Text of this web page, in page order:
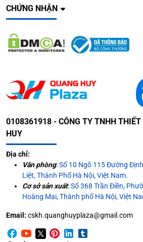
CHỨNG NHẬN
0108361918 - CÔNG TY TNHH THIẾT
HUY
Địa chỉ:
Văn phòng:Số 10 Ngõ 115 Đường
Liệt, Thành Phố Hà Nội, Việt Nam.
Cơ sở sản xuất:Số 368 Trần Điền,
Hoàng Mai, Thành phố Hà Nội, Việt
Email: cskh.quanghuyplaza@gmail.com